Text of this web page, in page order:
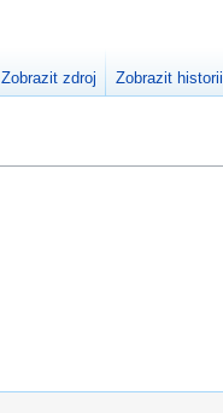
Zobrazit zdroj Zobrazit historii